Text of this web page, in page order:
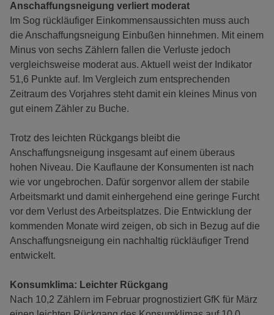
Anschaffungsneigung verliert moderat
Im Sog rückläufiger Einkommensaussichten muss auch
die Anschaffungsneigung Einbußen hinnehmen. Mit einem
Minus von sechs Zählern fallen die Verluste jedoch
vergleichsweise moderat aus. Aktuell weist der Indikator
51,6 Punkte auf. Im Vergleich zum entsprechenden
Zeitraum des Vorjahres steht damit ein kleines Minus von
gut einem Zähler zu Buche.
Trotz des leichten Rückgangs bleibt die
Anschaffungsneigung insgesamt auf einem überaus
hohen Niveau. Die Kauflaune der Konsumenten ist nach
wie vor ungebrochen. Dafür sorgenvor allem der stabile
Arbeitsmarkt und damit einhergehend eine geringe Furcht
vor dem Verlust des Arbeitsplatzes. Die Entwicklung der
kommenden Monate wird zeigen, ob sich in Bezug auf die
Anschaffungsneigung ein nachhaltig rückläufiger Trend
entwickelt.
Konsumklima: Leichter Rückgang
Nach 10,2 Zählern im Februar prognostiziert GfK für März